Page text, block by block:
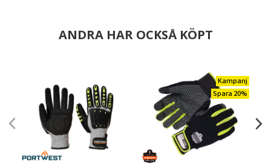
ANDRA HAR OCKSÅ KÖPT
Kampanj
Spara 20%